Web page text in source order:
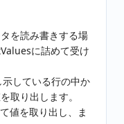
を読み書きする場
に詰めて受け
している行の中か
取り出します。
値を取り出し、ま